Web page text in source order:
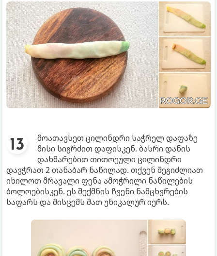
მოათავსეთ ცილინდრი საჭრელ დაფაზე
მისი სიგრძით დაფისკენ. ბასრი დანის
დახმარებით თითოეული ცილინდრი
დავჭრათ 2 თანაბარ ნაწილად. თქვენ შეგიძლიათ
იხილოთ მრავალი ფენა ამოჭრილი ნაწილების
ბოლოებისკენ. ეს შექმნის ჩვენი ნამცხვრების
საფარს და მისცემს მათ უნიკალურ იერს.